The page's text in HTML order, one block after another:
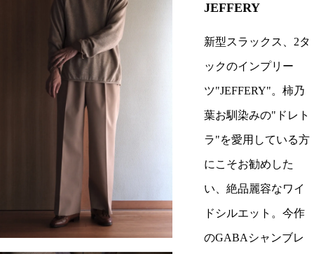
JEFFERY
新型スラックス、2タ
ックのインプリー
ツ"JEFFERY"。柿乃
葉お馴染みの"ドレト
ラ"を愛用している方
にこそお勧めした
い、絶品麗容なワイ
ドシルエット。今作
のGABAシャンブレ